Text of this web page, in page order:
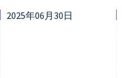
2025年06月30日